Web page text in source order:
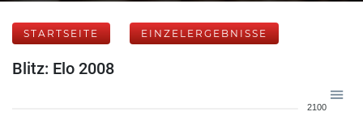
STARTSEITE EINZELERGEBNISSE
Blitz: Elo 2008
2100